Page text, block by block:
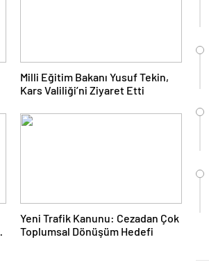
Milli Eğitim Bakanı Yusuf Tekin,
Kars Valiliği’ni Ziyaret Etti
Yeni Trafik Kanunu: Cezadan Çok
Toplumsal Dönüşüm Hedefi